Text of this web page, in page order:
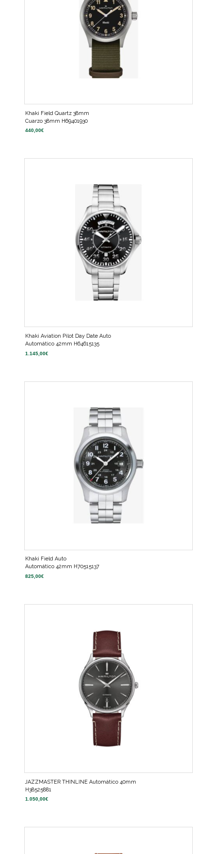
Khaki Field Quartz 38mm
Cuarzo 38mm H69401930
440,00€
Khaki Aviation Pilot Day Date Auto
Automático 42mm H64615135
1.145,00€
Khaki Field Auto
Automático 42mm H70515137
825,00€
JAZZMASTER THINLINE Automático 40mm
H38525881
1.050,00€